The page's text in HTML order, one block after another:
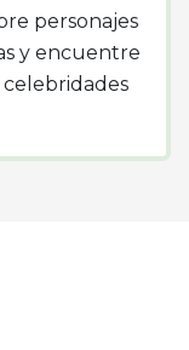
personajes
y encuentre
celebridades